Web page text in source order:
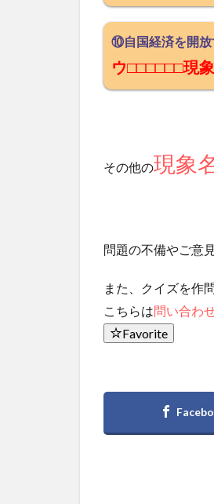
⑩自国経済を開放
ウ□□□□□□現象
その他の現象
問題の不備やご意
また、クイズを作
こちらは問い合わ
Favorite